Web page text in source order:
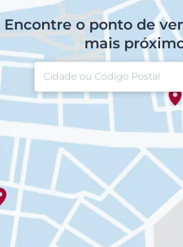
Encontre o ponto de
mais